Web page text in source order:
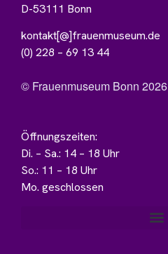
D-53111 Bonn
kontakt[@]frauenmuseum.de
(0) 228 – 69 13 44
© Frauenmuseum Bonn 2026
Öffnungszeiten:
Di. – Sa.: 14 – 18 Uhr
So.: 11 – 18 Uhr
Mo. geschlossen